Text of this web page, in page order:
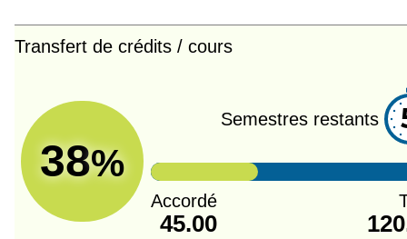
Transfert de crédits / cours
38%
Semestres restants
Accordé
45.00